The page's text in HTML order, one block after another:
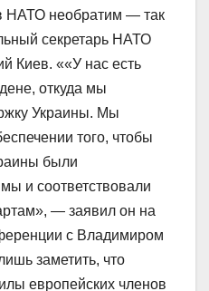
НАТО необратим — так
секретарь НАТО
Киев. ««У нас есть
откуда мы
Украины. Мы
того, чтобы
были
и соответствовали
— заявил он на
с Владимиром
заметить, что
европейских членов